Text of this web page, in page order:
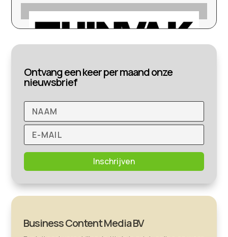
Ontvang een keer per maand onze
nieuwsbrief
Inschrijven
Business Content Media BV